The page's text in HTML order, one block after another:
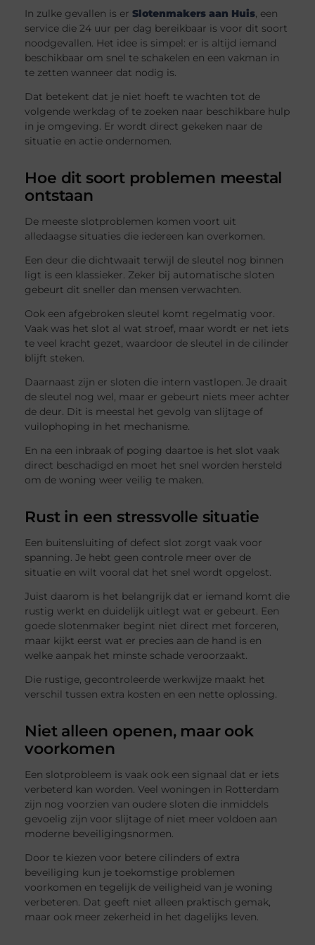
In zulke gevallen is erSlotenmakers aan Huis, een
service die 24 uur per dag bereikbaar is voor dit soort
noodgevallen. Het idee is simpel: er is altijd iemand
beschikbaar om snel te schakelen en een vakman in
te zetten wanneer dat nodig is.
Dat betekent dat je niet hoeft te wachten tot de
volgende werkdag of te zoeken naar beschikbare hulp
in je omgeving. Er wordt direct gekeken naar de
situatie en actie ondernomen.
Hoe dit soort problemen meestal
ontstaan
De meeste slotproblemen komen voort uit
alledaagse situaties die iedereen kan overkomen.
Een deur die dichtwaait terwijl de sleutel nog binnen
ligt is een klassieker. Zeker bij automatische sloten
gebeurt dit sneller dan mensen verwachten.
Ook een afgebroken sleutel komt regelmatig voor.
Vaak was het slot al wat stroef, maar wordt er net iets
te veel kracht gezet, waardoor de sleutel in de cilinder
blijft steken.
Daarnaast zijn er sloten die intern vastlopen. Je draait
de sleutel nog wel, maar er gebeurt niets meer achter
de deur. Dit is meestal het gevolg van slijtage of
vuilophoping in het mechanisme.
En na een inbraak of poging daartoe is het slot vaak
direct beschadigd en moet het snel worden hersteld
om de woning weer veilig te maken.
Rust in een stressvolle situatie
Een buitensluiting of defect slot zorgt vaak voor
spanning. Je hebt geen controle meer over de
situatie en wilt vooral dat het snel wordt opgelost.
Juist daarom is het belangrijk dat er iemand komt die
rustig werkt en duidelijk uitlegt wat er gebeurt. Een
goede slotenmaker begint niet direct met forceren,
maar kijkt eerst wat er precies aan de hand is en
welke aanpak het minste schade veroorzaakt.
Die rustige, gecontroleerde werkwijze maakt het
verschil tussen extra kosten en een nette oplossing.
Niet alleen openen, maar ook
voorkomen
Een slotprobleem is vaak ook een signaal dat er iets
verbeterd kan worden. Veel woningen in Rotterdam
zijn nog voorzien van oudere sloten die inmiddels
gevoelig zijn voor slijtage of niet meer voldoen aan
moderne beveiligingsnormen.
Door te kiezen voor betere cilinders of extra
beveiliging kun je toekomstige problemen
voorkomen en tegelijk de veiligheid van je woning
verbeteren. Dat geeft niet alleen praktisch gemak,
maar ook meer zekerheid in het dagelijks leven.